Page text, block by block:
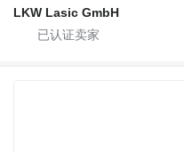
LKW Lasic GmbH